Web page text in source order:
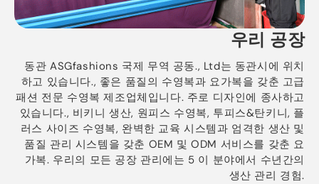
우리 공장
동관 ASGfashions 국제 무역 공동., Ltd는 동관시에 위치
하고 있습니다., 좋은 품질의 수영복과 요가복을 갖춘 고급
패션 전문 수영복 제조업체입니다. 주로 디자인에 종사하고
있습니다., 비키니 생산, 원피스 수영복, 투피스&탄키니, 플
러스 사이즈 수영복, 완벽한 교육 시스템과 엄격한 생산 및
품질 관리 시스템을 갖춘 OEM 및 ODM 서비스를 갖춘 요
가복. 우리의 모든 공장 ​​관리에는 5 이 분야에서 수년간의
생산 관리 경험.